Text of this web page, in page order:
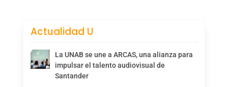
Actualidad U
La UNAB se une a ARCAS, una alianza para
impulsar el talento audiovisual de
Santander